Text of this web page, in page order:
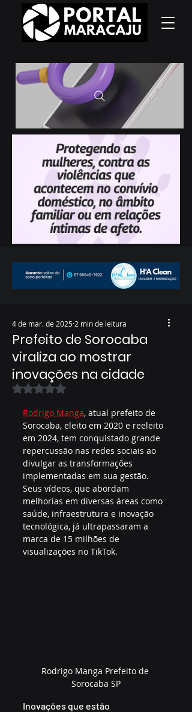
Prefeito de Sorocaba
viraliza ao mostrar
inovações na cidade
4 de mar. de 2025 2 min de leitura
Avaliado com NaN de 5 estrelas.
Rodrigo Manga, atual prefeito de
Sorocaba, eleito em 2020 e reeleito
em 2024, tem conquistado grande
repercussão nas redes sociais ao
divulgar as transformações
implementadas em sua gestão.
Seus vídeos, que abordam
melhorias em diversas áreas como
saúde, infraestrutura e inovação
tecnológica, já ultrapassaram a
marca de 15 milhões de
visualizações no TikTok.
Rodrigo Manga Prefeito de
Sorocaba SP
Inovações que estão